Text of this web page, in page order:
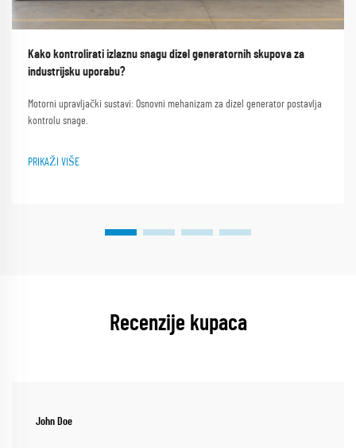
Kako kontrolirati izlaznu snagu dizel generatornih skupova za
industrijsku uporabu?
Motorni upravljački sustavi: Osnovni mehanizam za dizel generator postavlja
kontrolu snage.
PRIKAŽI VIŠE
Recenzije kupaca
John Doe